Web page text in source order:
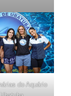
do Aquário